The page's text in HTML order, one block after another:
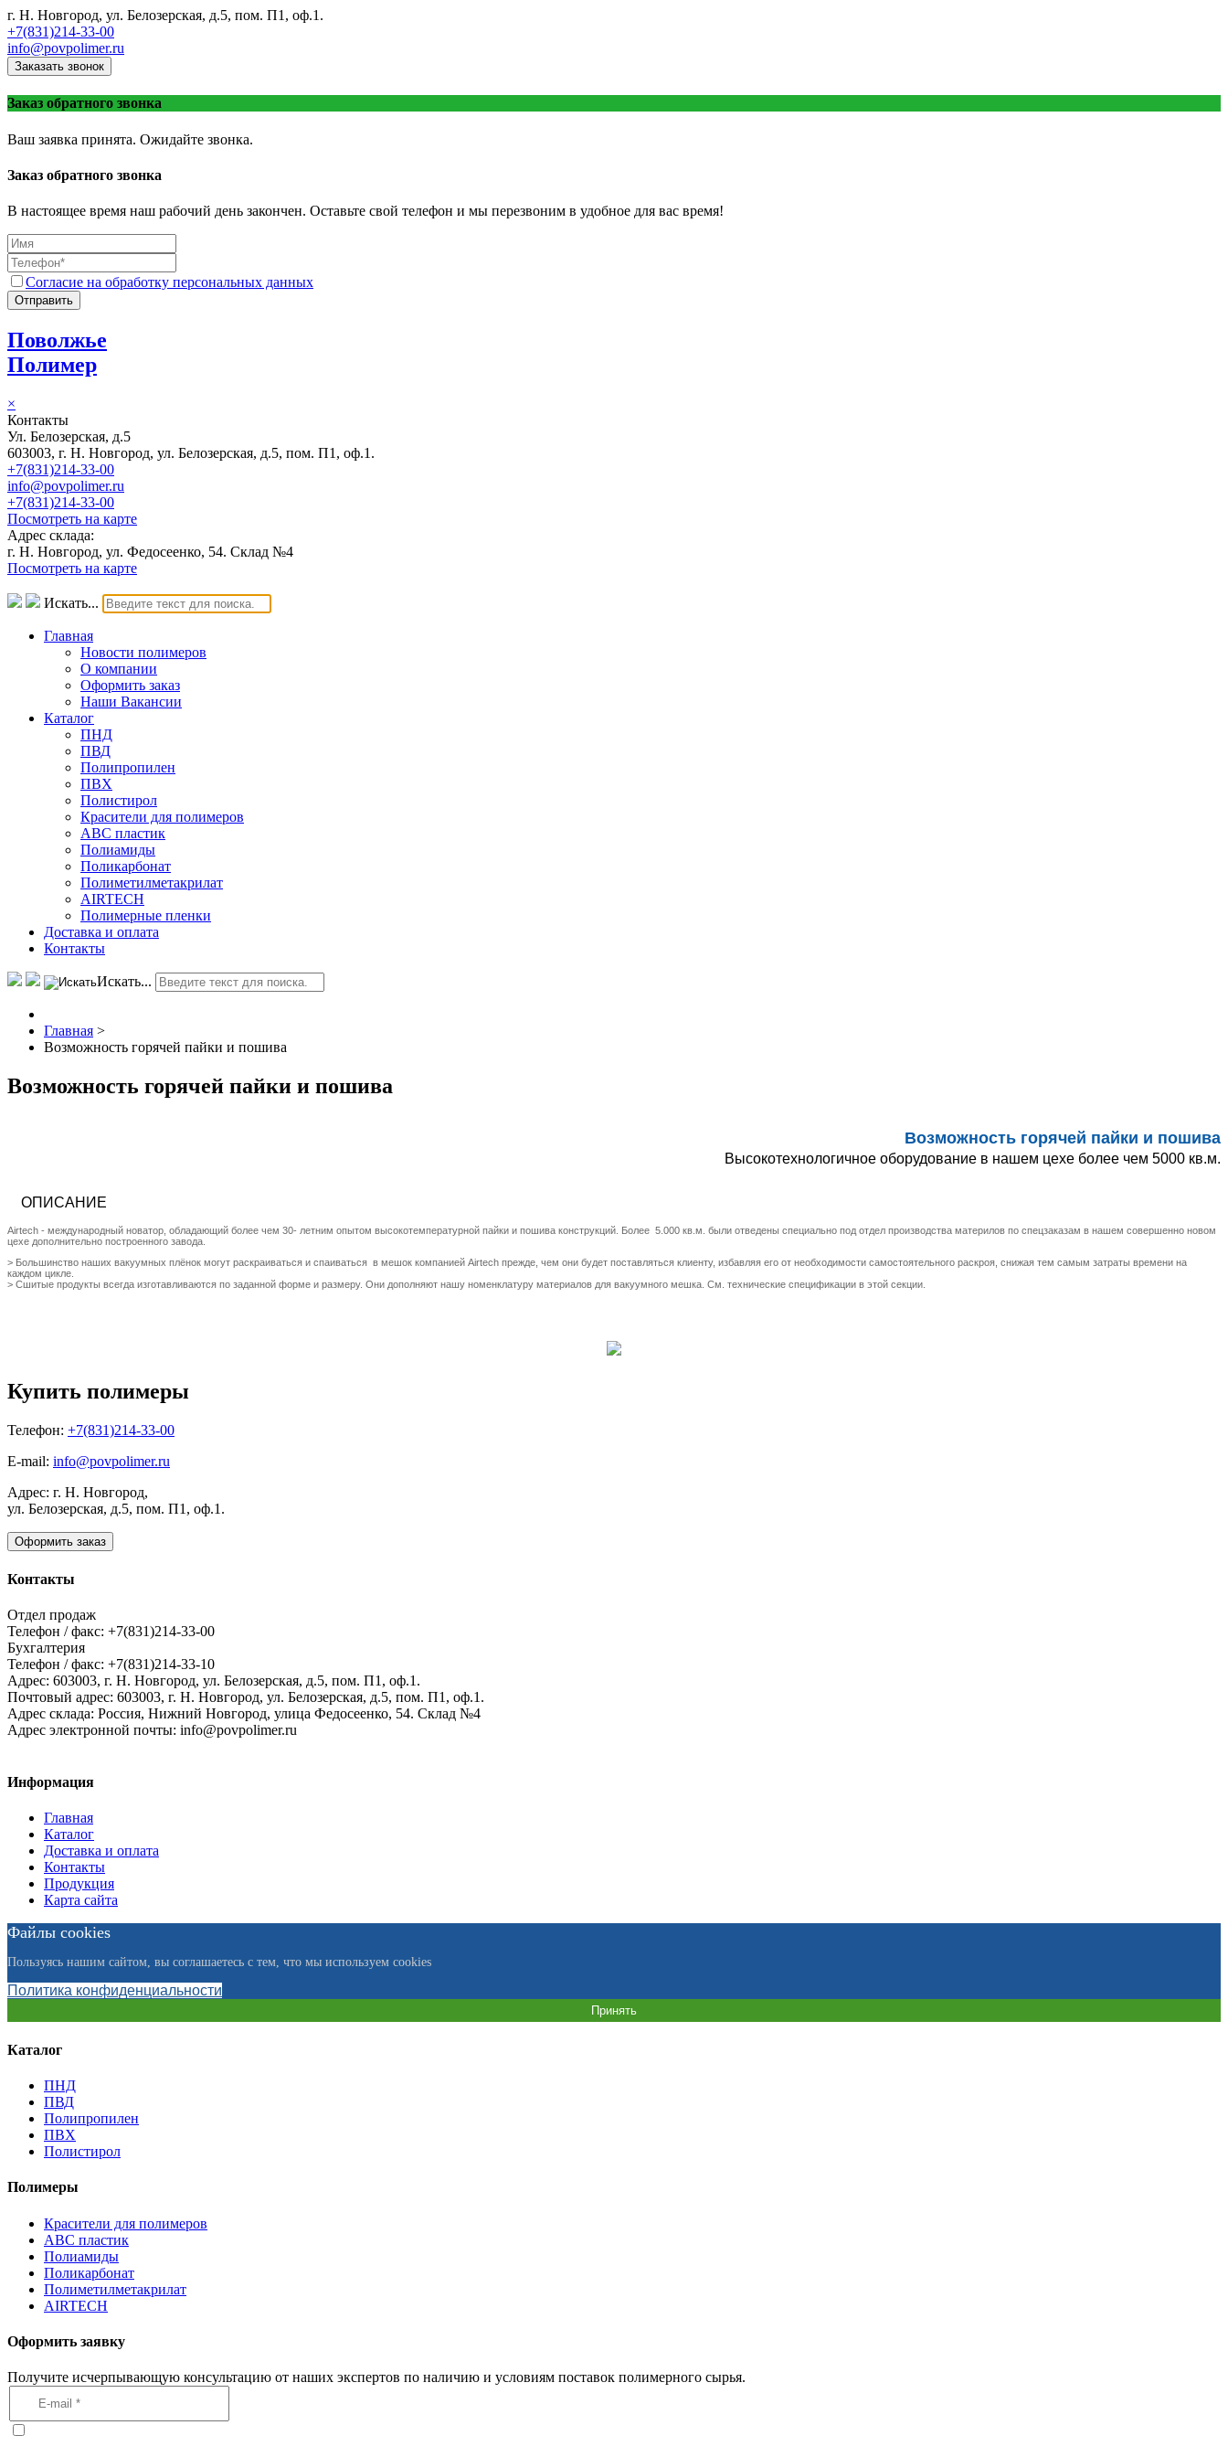
г. Н. Новгород, ул. Белозерская, д.5, пом. П1, оф.1.
+7(831)214-33-00
info@povpolimer.ru
Заказать звонок
Заказ обратного звонка
Ваш заявка принята. Ожидайте звонка.
Заказ обратного звонка
В настоящее время наш рабочий день закончен. Оставьте свой телефон и мы перезвоним в удобное для вас время!
Согласие на обработку персональных данных
Отправить
Поволжье
Полимер
×
Контакты
Ул. Белозерская, д.5
603003, г. Н. Новгород, ул. Белозерская, д.5, пом. П1, оф.1.
+7(831)214-33-00
info@povpolimer.ru
+7(831)214-33-00
Посмотреть на карте
Адрес склада:
г. Н. Новгород, ул. Федосеенко, 54. Склад №4
Посмотреть на карте
Искать...
Главная
Новости полимеров
О компании
Оформить заказ
Наши Вакансии
Каталог
ПНД
ПВД
Полипропилен
ПВХ
Полистирол
Красители для полимеров
АВС пластик
Полиамиды
Поликарбонат
Полиметилметакрилат
AIRTECH
Полимерные пленки
Доставка и оплата
Контакты
Искать...
Главная >
Возможность горячей пайки и пошива
Возможность горячей пайки и пошива
Возможность горячей пайки и пошива
Высокотехнологичное оборудование в нашем цехе более чем 5000 кв.м.
ОПИСАНИЕ
Airtech - международный новатор, обладающий более чем 30- летним опытом высокотемпературной пайки и пошива конструкций. Более 5.000 кв.м. были отведены специально под отдел производства материлов по спецзаказам в нашем совершенно новом
цехе дополнительно построенного завода.
> Большинство наших вакуумных плёнок могут раскраиваться и спаиваться в мешок компанией Airtech прежде, чем они будет поставляться клиенту, избавляя его от необходимости самостоятельного раскроя, снижая тем самым затраты времени на
каждом цикле.
> Сшитые продукты всегда изготавливаются по заданной форме и размеру. Они дополняют нашу номенклатуру материалов для вакуумного мешка. См. технические спецификации в этой секции.
Купить полимеры
Телефон: +7(831)214-33-00
E-mail: info@povpolimer.ru
Адрес: г. Н. Новгород,
ул. Белозерская, д.5, пом. П1, оф.1.
Оформить заказ
Контакты
Отдел продаж
Телефон / факс: +7(831)214-33-00
Бухгалтерия
Телефон / факс: +7(831)214-33-10
Адрес: 603003, г. Н. Новгород, ул. Белозерская, д.5, пом. П1, оф.1.
Почтовый адрес: 603003, г. Н. Новгород, ул. Белозерская, д.5, пом. П1, оф.1.
Адрес склада: Россия, Нижний Новгород, улица Федосеенко, 54. Склад №4
Адрес электронной почты: info@povpolimer.ru
Информация
Главная
Каталог
Доставка и оплата
Контакты
Продукция
Карта сайта
Файлы cookies
Пользуясь нашим сайтом, вы соглашаетесь с тем, что мы используем cookies
Политика конфиденциальности
Принять
Каталог
ПНД
ПВД
Полипропилен
ПВХ
Полистирол
Полимеры
Красители для полимеров
АВС пластик
Полиамиды
Поликарбонат
Полиметилметакрилат
AIRTECH
Оформить заявку
Получите исчерпывающую консультацию от наших экспертов по наличию и условиям поставок полимерного сырья.